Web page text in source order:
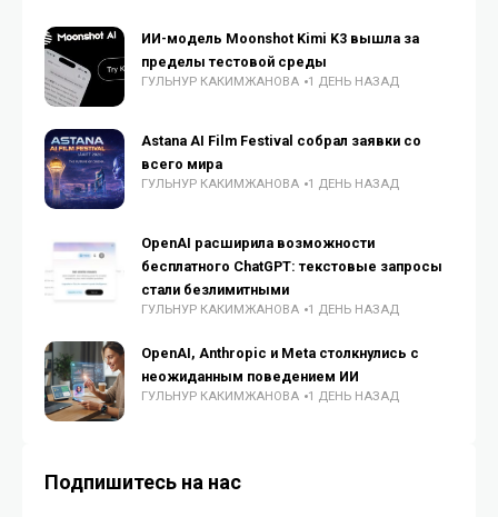
ИИ-модель Moonshot Kimi K3 вышла за
пределы тестовой среды
ГУЛЬНУР КАКИМЖАНОВА 1 ДЕНЬ НАЗАД
Astana AI Film Festival собрал заявки со
всего мира
ГУЛЬНУР КАКИМЖАНОВА 1 ДЕНЬ НАЗАД
OpenAI расширила возможности
бесплатного ChatGPT: текстовые запросы
стали безлимитными
ГУЛЬНУР КАКИМЖАНОВА 1 ДЕНЬ НАЗАД
OpenAI, Anthropic и Meta столкнулись с
неожиданным поведением ИИ
ГУЛЬНУР КАКИМЖАНОВА 1 ДЕНЬ НАЗАД
Подпишитесь на нас